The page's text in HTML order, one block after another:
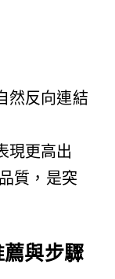
然反向連結
現更高出
質，是突
薦與步驟